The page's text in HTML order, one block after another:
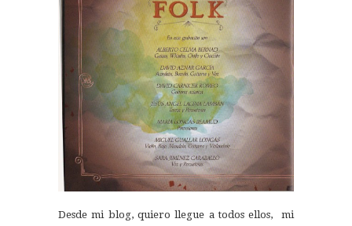
Desde mi blog, quiero llegue a todos ellos, mi